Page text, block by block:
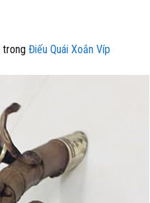
trong Điếu Quái Xoắn Víp